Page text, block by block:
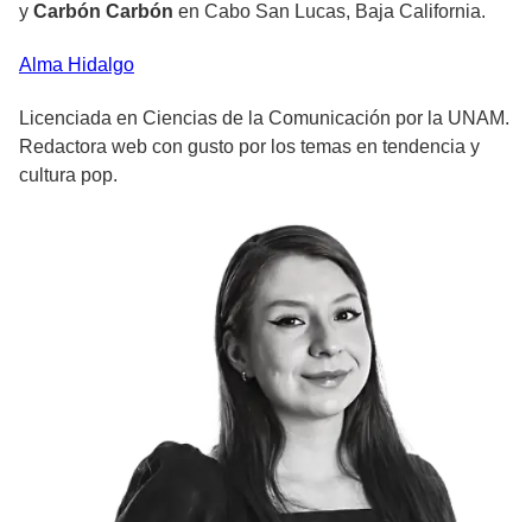
y Carbón Carbón en Cabo San Lucas, Baja California.
Alma Hidalgo
Licenciada en Ciencias de la Comunicación por la UNAM.
Redactora web con gusto por los temas en tendencia y
cultura pop.